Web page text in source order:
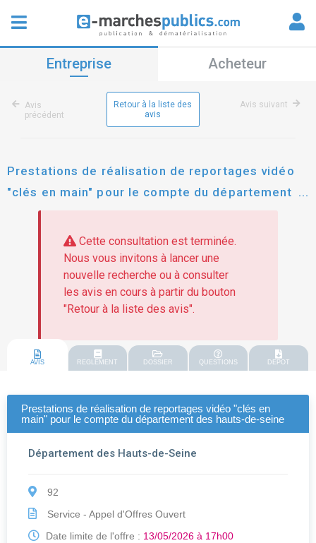
Entreprise Acheteur
Avis
précédent
Retour à la liste des
avis
Avis suivant
Prestations de réalisation de reportages vidéo
"clés en main" pour le compte du département
des hauts-de-seine
Cette consultation est terminée.
Nous vous invitons à lancer une
nouvelle recherche ou à consulter
les avis en cours à partir du bouton
"Retour à la liste des avis".
AVIS REGLEMENT DOSSIER QUESTIONS DEPOT
Prestations de réalisation de reportages vidéo "clés en
main" pour le compte du département des hauts-de-seine
Département des Hauts-de-Seine
92
Service - Appel d'Offres Ouvert
Date limite de l'offre : 13/05/2026 à 17h00